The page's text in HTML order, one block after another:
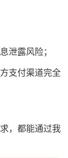
泄露风险；
支付渠道完全
，都能通过我